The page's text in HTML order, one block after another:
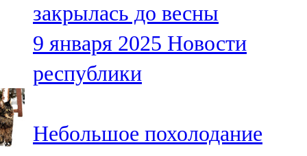
закрылась до весны
9 января 2025 Новости
республики
Небольшое похолодание